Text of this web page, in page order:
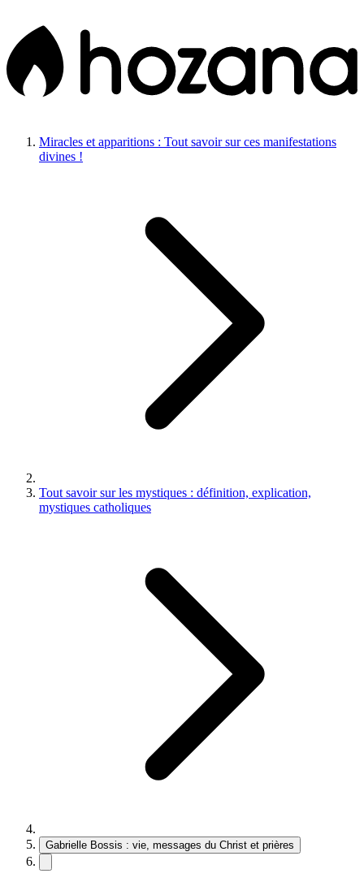
Miracles et apparitions : Tout savoir sur ces manifestations
divines !
Tout savoir sur les mystiques : définition, explication,
mystiques catholiques
Gabrielle Bossis : vie, messages du Christ et prières